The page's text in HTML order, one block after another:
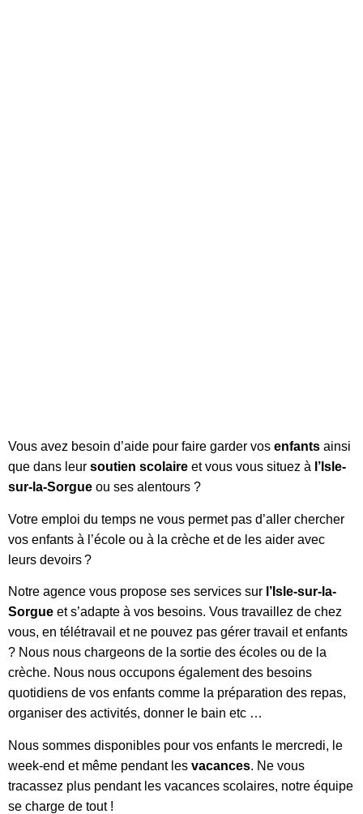
Vous avez besoin d’aide pour faire garder vos enfants ainsi
que dans leur soutien scolaire et vous vous situez à l’Isle-
sur-la-Sorgue ou ses alentours ?
Votre emploi du temps ne vous permet pas d’aller chercher
vos enfants à l’école ou à la crèche et de les aider avec
leurs devoirs ?
Notre agence vous propose ses services sur l’Isle-sur-la-
Sorgue et s’adapte à vos besoins. Vous travaillez de chez
vous, en télétravail et ne pouvez pas gérer travail et enfants
? Nous nous chargeons de la sortie des écoles ou de la
crèche. Nous nous occupons également des besoins
quotidiens de vos enfants comme la préparation des repas,
organiser des activités, donner le bain etc …
Nous sommes disponibles pour vos enfants le mercredi, le
week-end et même pendant les vacances. Ne vous
tracassez plus pendant les vacances scolaires, notre équipe
se charge de tout !